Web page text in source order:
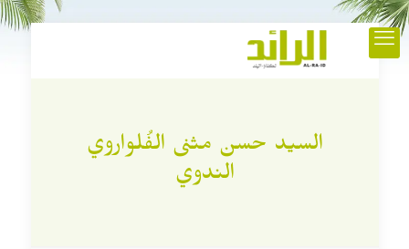
السيد حسن مثنى الفُلواروي
الندوي